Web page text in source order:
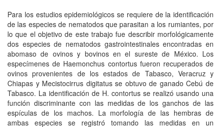
Para los estudios epidemiológicos se requiere de la identificación
de las especies de nematodos que parasitan a los rumiantes, por
lo que el objetivo de este trabajo fue describir morfológicamente
dos especies de nematodos gastrointestinales encontradas en
abomaso de ovinos y bovinos en el sureste de México. Los
especímenes de Haemonchus contortus fueron recuperados de
ovinos provenientes de los estados de Tabasco, Veracruz y
Chiapas y Mecistocirrus digitatus se obtuvo de ganado Cebú de
Tabasco. La identificación de H. contortus se realizó usando una
función discriminante con las medidas de los ganchos de las
espículas de los machos. La morfología de las hembras de
ambas especies se registró tomando las medidas en un